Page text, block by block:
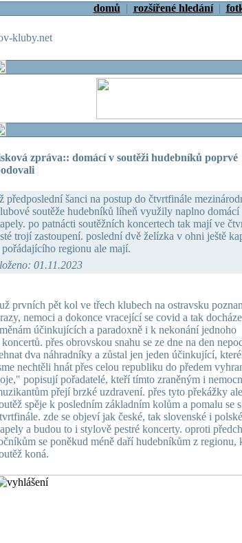
domů | rozšířené hledání|
kluby.net
zpráva:: domácí v soutěži hudebníků poprvé
předposlední šanci na postup do čtvrtfinále
soutěže hudebníků líheň využily naplno domácí
po patnácti soutěžních koncertech tak mají ve
trojí zastoupení. poslední dvě želízka v ohni ještě
pořádajícího regionu ale mají.
01.11.2023
prvních pět kol ve třech klubech na ostravsku
nemoci a dokonce vracející se covid a tak
účinkujících a paradoxně i k nekonání jednoho
koncertů. přes obrovskou snahu se ze dne na den
dva náhradníky a zůstal jen jeden účinkující,
nechtěli hnát přes celou republiku do předem
popisují pořadatelé, kteří tímto zraněným i
přejí brzké uzdravení. přes tyto překážky ale
spěje k posledním základním kolům a pomalu se
zde se objeví jak české, tak slovenské i polské
a budou to i stylově pestré koncerty. oproti
se poněkud méně daří hudebníkům z regionu,
koná.